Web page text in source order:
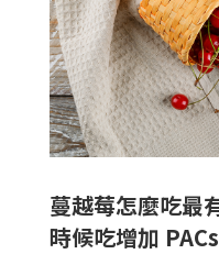
蔓越莓怎麼吃最
時候吃增加